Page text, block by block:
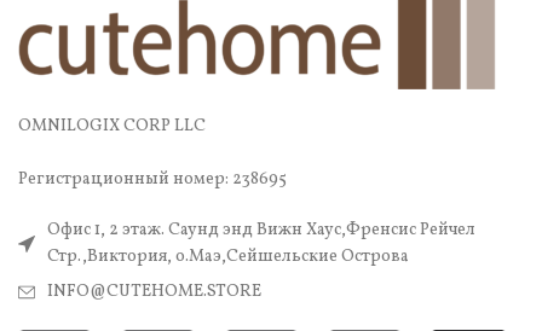
OMNILOGIX CORP LLC
Регистрационный номер: 238695
Офис 1, 2 этаж. Саунд энд Вижн Хаус,Френсис Рейчел
Стр.,Виктория, о.Маэ,Сейшельские Острова
INFO@CUTEHOME.STORE